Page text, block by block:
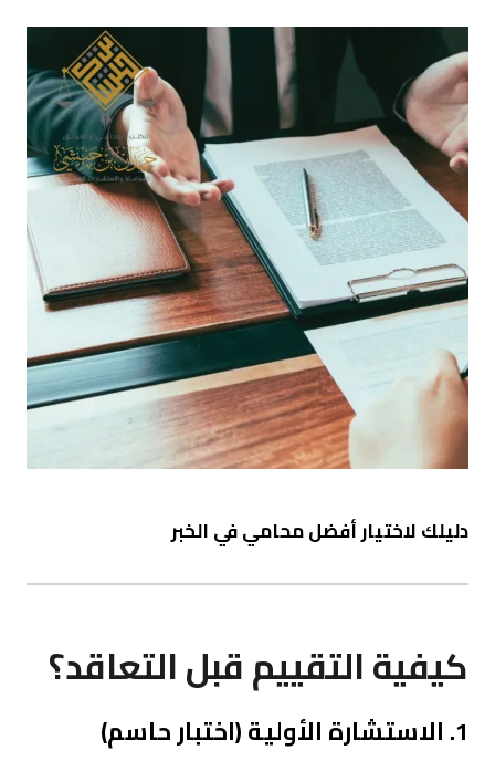
دليلك لاختيار أفضل محامي في الخبر
كيفية التقييم قبل التعاقد؟
1. الاستشارة الأولية (اختبار حاسم)